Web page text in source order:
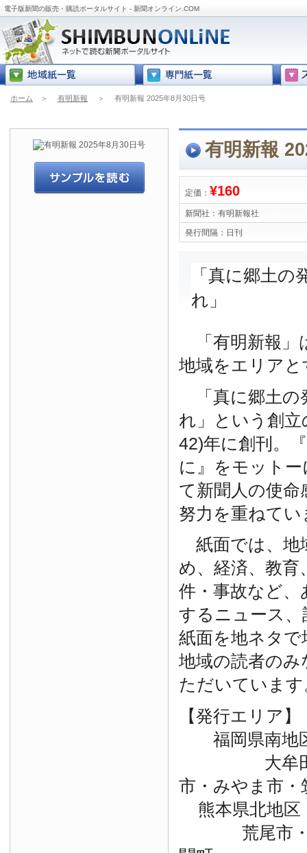
電子版新聞の販売・購読ポータルサイト - 新聞オンライン.COM
ホーム ＞ 有明新報 ＞ 有明新報 2025年8月30日号
有明新報
定価： ¥160
新聞社： 有明新報社
発行間隔： 日刊
「真に郷土の
れ」
「有明新報」
地域をエリア
「真に郷土の
れ」という創
42)年に創刊。
に』をモット
て新聞人の使命
努力を重ねてい
紙面では、地
め、経済、教育
件・事故など
するニュース
紙面を地ネタ
地域の読者の
ただいています
【発行エリア】
福岡県南地
大牟田市
市・みやま市・
熊本県北地区
荒尾市・玉